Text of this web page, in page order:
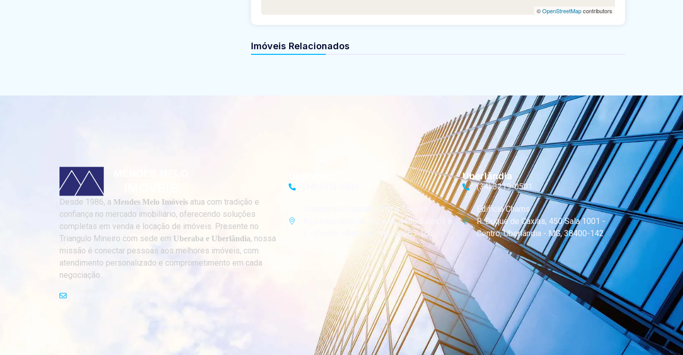
©OpenStreetMapcontributors
Imóveis Relacionados
Desde 1986, a Mendes Melo Imóveis atua com tradição e
confiança no mercado imobiliário, oferecendo soluções
completas em venda e locação de imóveis. Presente no
Triangulo Mineiro com sede em Uberaba e Uberlândia, nossa
missão é conectar pessoas aos melhores imóveis, com
atendimento personalizado e comprometimento em cada
negociação.
Condomínio Uberaba Office Towers
Av. Leopoldino de Oliveira, 4488 Salas 1 e
2 - Centro, Uberaba - MG, 38065-165
Uberlândia
(34) 3219-0501
Edifício Chams
R. Duque de Caxias, 450 Sala 1001 -
Centro, Uberlândia - MG, 38400-142